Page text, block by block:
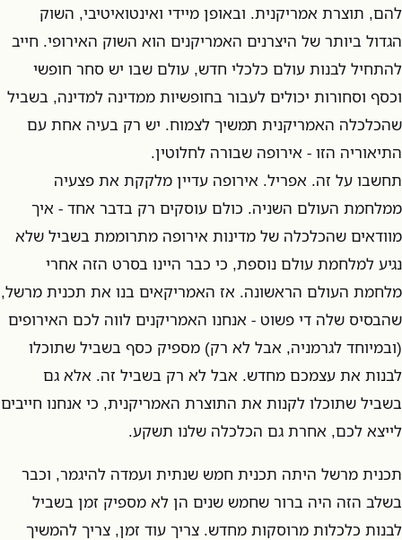
להם, תוצרת אמריקנית. ובאופן מיידי ואינטואיטיבי, השוק
הגדול ביותר של היצרנים האמריקנים הוא השוק האירופי. חייב
להתחיל לבנות עולם כלכלי חדש, עולם שבו יש סחר חופשי
וכסף וסחורות יכולים לעבור בחופשיות ממדינה למדינה, בשביל
שהכלכלה האמריקנית תמשיך לצמוח. יש רק בעיה אחת עם
התיאוריה הזו - אירופה שבורה לחלוטין.
תחשבו על זה. אפריל. אירופה עדיין מלקקת את פצעיה
ממלחמת העולם השניה. כולם עוסקים רק בדבר אחד - איך
מוודאים שהכלכלה של מדינות אירופה מתרוממת בשביל שלא
נגיע למלחמת עולם נוספת, כי כבר היינו בסרט הזה אחרי
מלחמת העולם הראשונה. אז האמריקאים בנו את תכנית מרשל,
שהבסיס שלה די פשוט - אנחנו האמריקנים לווה לכם האירופים
(ובמיוחד לגרמניה, אבל לא רק) מספיק כסף בשביל שתוכלו
לבנות את עצמכם מחדש. אבל לא רק בשביל זה. אלא גם
בשביל שתוכלו לקנות את התוצרת האמריקנית, כי אנחנו חייבים
לייצא לכם, אחרת גם הכלכלה שלנו תשקע.
תכנית מרשל היתה תכנית חמש שנתית ועמדה להיגמר, וכבר
בשלב הזה היה ברור שחמש שנים הן לא מספיק זמן בשביל
לבנות כלכלות מרוסקות מחדש. צריך עוד זמן, צריך להמשיך